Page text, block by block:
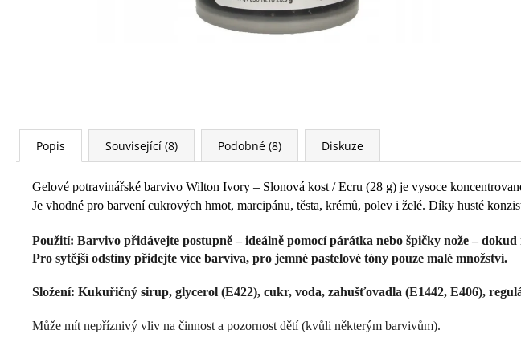
Popis Související (8) Podobné (8) Diskuze
Gelové potravinářské barvivo Wilton Ivory – Slonová kost / Ecru (28 g) je vysoce
Je vhodné pro barvení cukrových hmot, marcipánu, těsta, krémů, polev i želé. Díky husté
Použití: Barvivo přidávejte postupně – ideálně pomocí párátka nebo špičky nože – dokud
Pro sytější odstíny přidejte více barviva, pro jemné pastelové tóny pouze malé množství.
Složení: Kukuřičný sirup, glycerol (E422), cukr, voda, zahušťovadla (E1442, E406),
Může mít nepříznivý vliv na činnost a pozornost dětí (kvůli některým barvivům).